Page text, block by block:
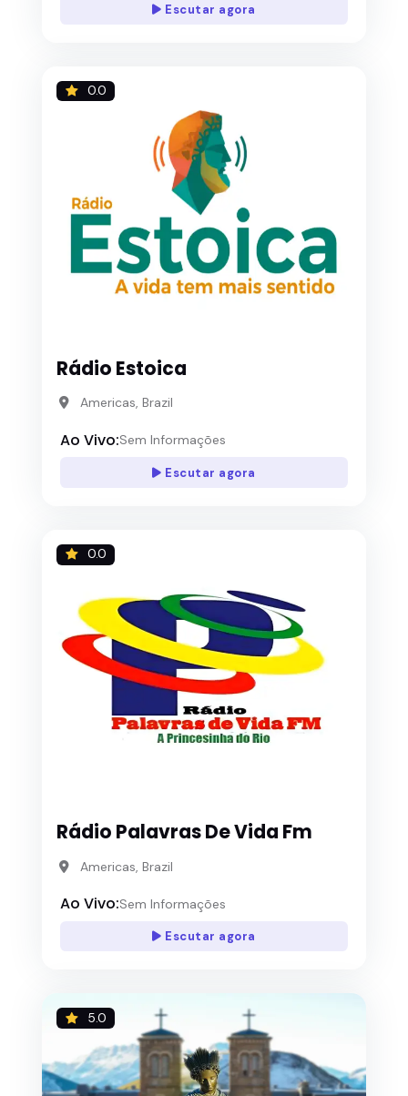
Escutar agora
0.0
Rádio Estoica
Americas, Brazil
Ao Vivo:Sem Informações
Escutar agora
0.0
Rádio Palavras De Vida Fm
Americas, Brazil
Ao Vivo:Sem Informações
Escutar agora
5.0